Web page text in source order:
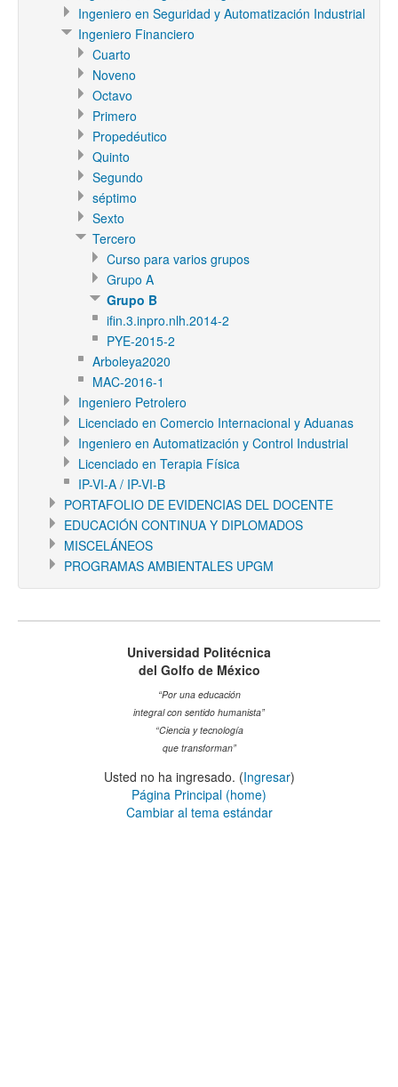
Ingeniero en Seguridad y Automatización Industrial
Ingeniero Financiero
Cuarto
Noveno
Octavo
Primero
Propedéutico
Quinto
Segundo
séptimo
Sexto
Tercero
Curso para varios grupos
Grupo A
Grupo B
ifin.3.inpro.nlh.2014-2
PYE-2015-2
Arboleya2020
MAC-2016-1
Ingeniero Petrolero
Licenciado en Comercio Internacional y Aduanas
Ingeniero en Automatización y Control Industrial
Licenciado en Terapia Física
IP-VI-A / IP-VI-B
PORTAFOLIO DE EVIDENCIAS DEL DOCENTE
EDUCACIÓN CONTINUA Y DIPLOMADOS
MISCELÁNEOS
PROGRAMAS AMBIENTALES UPGM
Universidad Politécnica
del Golfo de México
“Por una educación
integral con sentido humanista”
“Ciencia y tecnología
que transforman”
Usted no ha ingresado. (Ingresar)
Página Principal (home)
Cambiar al tema estándar